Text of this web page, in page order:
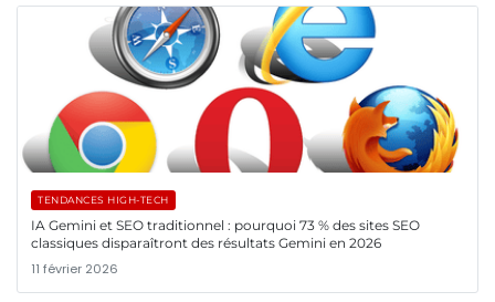
TENDANCES HIGH-TECH
IA Gemini et SEO traditionnel : pourquoi 73 % des sites SEO
classiques disparaîtront des résultats Gemini en 2026
11 février 2026